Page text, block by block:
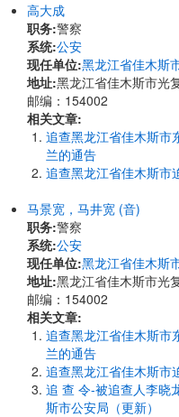
高大成
职务:警察
系统:公安
现任单位:黑龙江省佳木斯
地址:黑龙江省佳木斯市光
邮编：154002
相关文章:
追查黑龙江省佳木斯市
兰的通告
追查黑龙江省佳木斯市
马景宽，马井宽 (音)
职务:警察
系统:公安
现任单位:黑龙江省佳木斯
地址:黑龙江省佳木斯市光
邮编：154002
相关文章:
追查黑龙江省佳木斯市
兰的通告
追查黑龙江省佳木斯市
追 查 令-被追查人李晓
斯市公安局（更新）